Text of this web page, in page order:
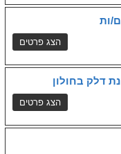
ות
דלק בחולון